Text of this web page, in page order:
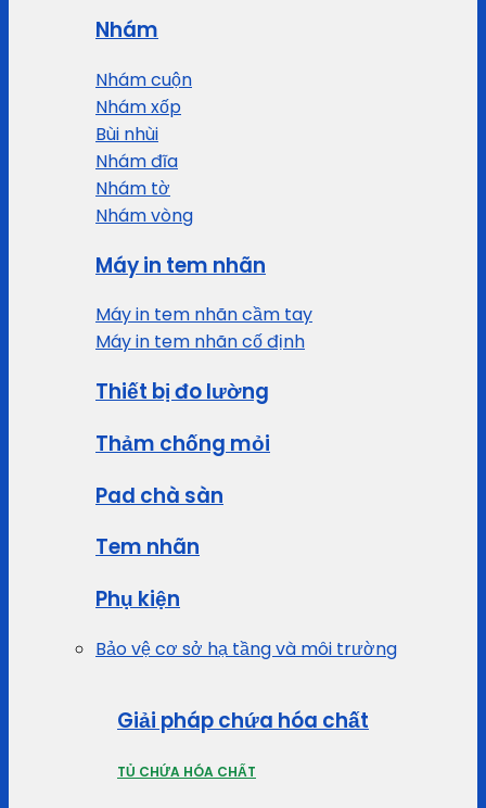
Nhám
Nhám cuộn
Nhám xốp
Bùi nhùi
Nhám đĩa
Nhám tờ
Nhám vòng
Máy in tem nhãn
Máy in tem nhãn cầm tay
Máy in tem nhãn cố định
Thiết bị đo lường
Thảm chống mỏi
Pad chà sàn
Tem nhãn
Phụ kiện
Bảo vệ cơ sở hạ tầng và môi trường
Giải pháp chứa hóa chất
TỦ CHỨA HÓA CHẤT